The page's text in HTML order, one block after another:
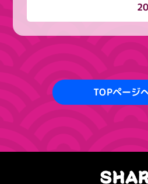
TOPページ